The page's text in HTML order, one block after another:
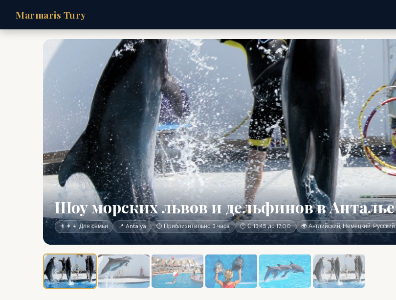
Marmaris Tury
Шоу морских львов и дельфинов в Анталье
👨‍👩‍👧 Для семьи 📍 Antalya ⏱ Приблизительно 3 часа 🕐 С 13:45 до 17:00 🌍 Английский, Немецкий, Русский